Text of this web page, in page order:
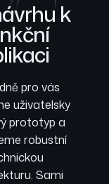
k
pro vás
uživatelsky
prototyp a
robustní
Sami